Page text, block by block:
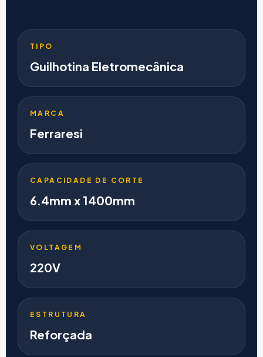
TIPO
Guilhotina Eletromecânica
MARCA
Ferraresi
CAPACIDADE DE CORTE
6.4mm x 1400mm
VOLTAGEM
220V
ESTRUTURA
Reforçada